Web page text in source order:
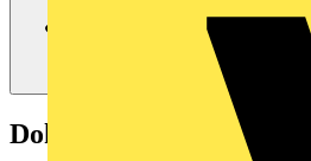
Dokumente